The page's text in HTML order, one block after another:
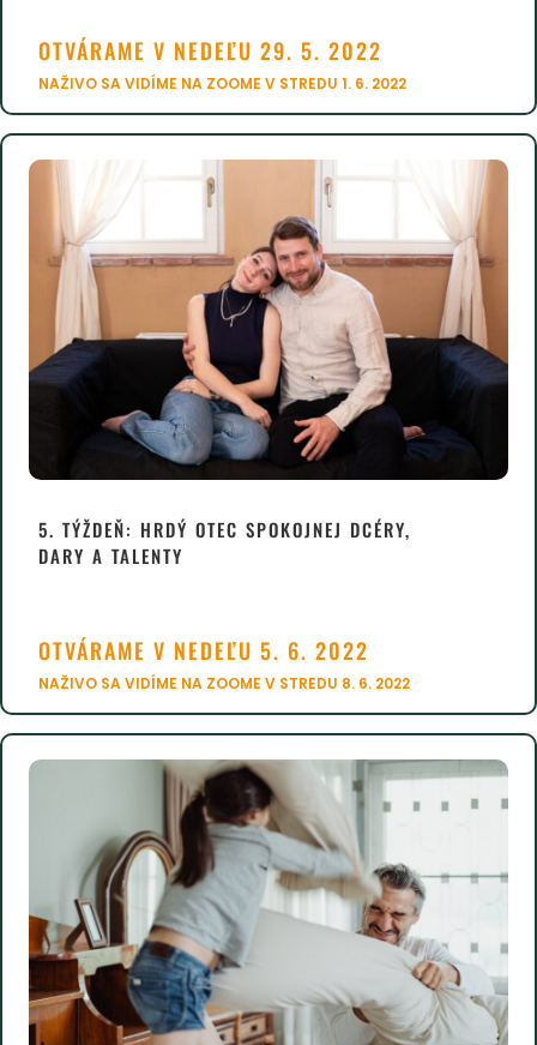
OTVÁRAME V NEDEĽU 29. 5. 2022
NAŽIVO SA VIDÍME NA ZOOME V STREDU 1. 6. 2022
5. TÝŽDEŇ: HRDÝ OTEC SPOKOJNEJ DCÉRY,
DARY A TALENTY
OTVÁRAME V NEDEĽU 5. 6. 2022
NAŽIVO SA VIDÍME NA ZOOME V STREDU 8. 6. 2022